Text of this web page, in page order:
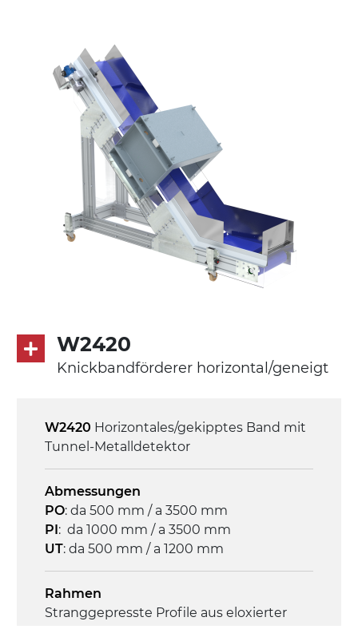
Ständer
ausziehbare Elemente aus verzinktem
Stahl, Beine aus verzinktem Metallrohr,
Stellfüße
Förderfläche
mit Gliedern aus PP Oberfläche blau
Antrieb
direkt, Zug (linke Seite),
Untersetzungsgetriebe mit Kupplung, 3-
phasiger Asynchronmotor für
Mehrfachspannung 230/400Vac-50Hz-
Geschwindigkeit
4,6 m/Minute
On/Off, E-Stopp, Motor-
Überlastungsschutz
W2420
Knickbandförderer horizontal/geneigt
W2420 Horizontales/gekipptes Band mit
Tunnel-Metalldetektor
Abmessungen
PO: da 500 mm / a 3500 mm
PI: da 1000 mm / a 3500 mm
UT: da 500 mm / a 1200 mm
Rahmen
Stranggepresste Profile aus eloxierter